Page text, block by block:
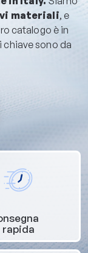
materiali, e
catalogo è in
chiave sono da
rapida